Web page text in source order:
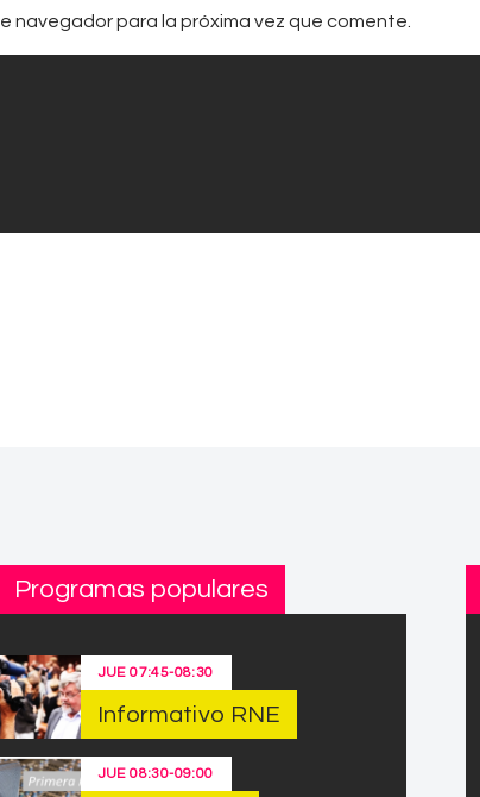
navegador para la próxima vez que comente.
Programas populares
JUE07:45-08:30
Informativo RNE
JUE08:30-09:00